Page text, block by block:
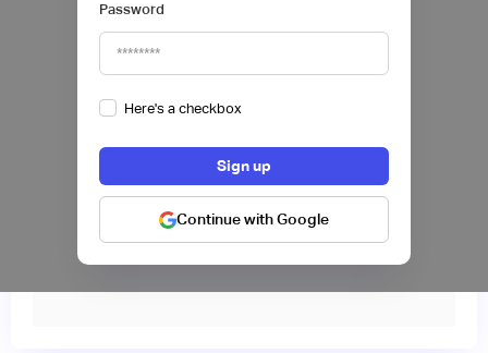
Password
Here's a checkbox
Continue with Google
Pago con tarjeta de crédito
Información del participante
Email del participante